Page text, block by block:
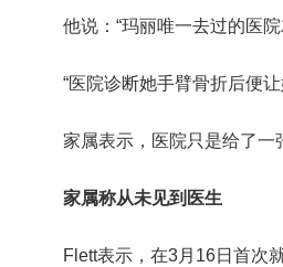
他说：“玛丽唯一去过的医
“医院诊断她手臂骨折后便
家属表示，医院只是给了一
家属称从未见到医生
Flett表示，在3月16日首次